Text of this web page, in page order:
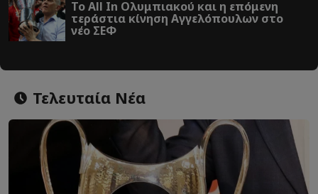
Το All In Ολυμπιακού και η επόμενη
τεράστια κίνηση Αγγελόπουλων στο
νέο ΣΕΦ
Τελευταία Νέα